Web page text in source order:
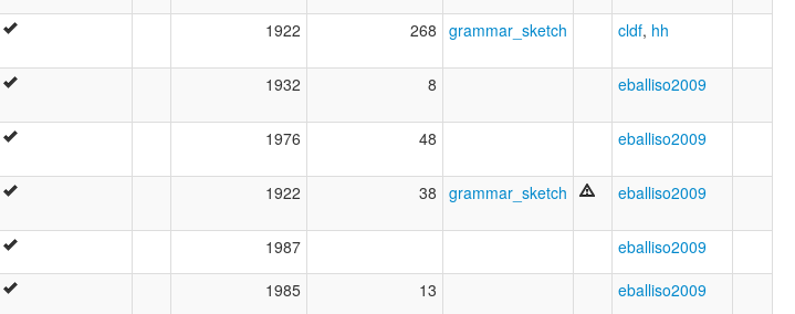
1922 268 grammar_sketch cldf, hh
1932 8 eballiso2009
1976 48 eballiso2009
1922 38 grammar_sketch eballiso2009
1987 eballiso2009
1985 13 eballiso2009